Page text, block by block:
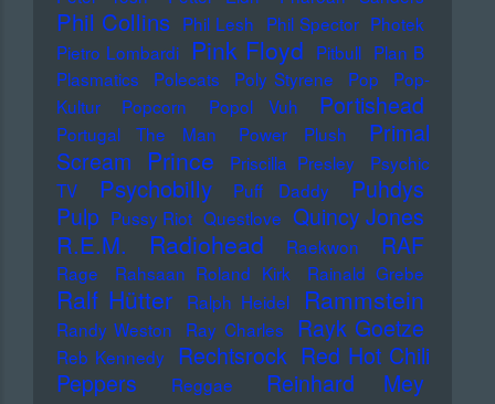
Phil Collins Phil Lesh Phil Spector Photek
Pietro Lombardi
Pink Floyd Pitbull Plan B
Plasmatics
Polecats Poly Styrene Pop
Pop-
Kultur
Popcorn Popol Vuh Portishead
Portugal The Man Power Plush
Primal
Scream
Prince Priscilla Presley
Psychic
TV
Psychobilly Puff Daddy
Puhdys
Pulp Pussy Riot Questlove Quincy Jones
R.E.M. Radiohead Raekwon RAF
Rage Rahsaan Roland Kirk Rainald Grebe
Ralf Hütter Ralph Heidel Rammstein
Randy Weston Ray Charles Rayk Goetze
Reb Kennedy Rechtsrock Red Hot Chili
Peppers
Reggae Reinhard Mey